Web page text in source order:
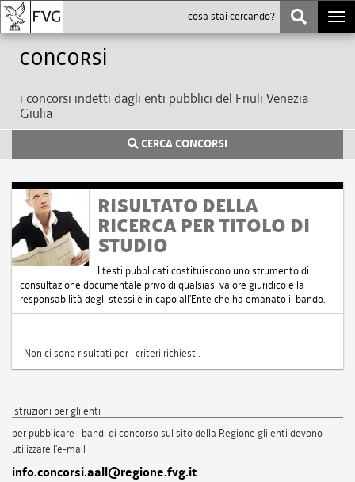
Concorsi
i concorsi indetti dagli enti pubblici del Friuli Venezia
Giulia
CERCA CONCORSI
RISULTATO DELLA
RICERCA PER TITOLO DI
STUDIO
I testi pubblicati costituiscono uno strumento di
consultazione documentale privo di qualsiasi valore giuridico e la
responsabilità degli stessi è in capo all'Ente che ha emanato il bando.
Non ci sono risultati per i criteri richiesti.
istruzioni per gli enti
per pubblicare i bandi di concorso sul sito della Regione gli enti devono
utilizzare l'e-mail
info.concorsi.aall@regione.fvg.it